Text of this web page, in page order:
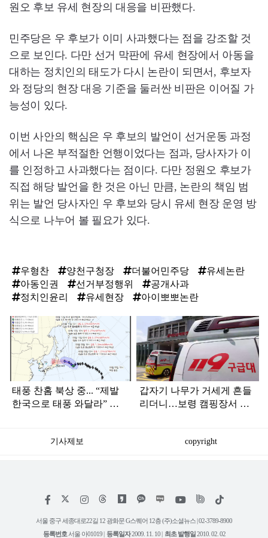
원오 후보 유세 현장의 대응을 비판했다.
민주당은 우 후보가 이미 사과했다는 점을 강조할 것
으로 보인다. 다만 선거 막판에 유세 현장에서 아동을
대하는 정치인의 태도가 다시 논란이 되면서, 후보자
와 정당의 현장 대응 기준을 둘러싼 비판은 이어질 가
능성이 있다.
이번 사안의 핵심은 우 후보의 발언이 선거운동 과정
에서 나온 부적절한 언행이었다는 점과, 당사자가 이
를 인정하고 사과했다는 점이다. 다만 정원오 후보가
직접 해당 발언을 한 것은 아닌 만큼, 논란의 책임 범
위는 발언 당사자인 우 후보와 당시 유세 현장 운영 방
식으로 나누어 볼 필요가 있다.
우형찬 양천구청장 더불어민주당
유세논란
아동인권
선거부정행위
공개사과
정치인윤리
유세현장 아이뽀뽀논란
탑
라
인
태풍 찬홈 북상 중... “제발
한국으로 태풍 와달라” 말
갑자기 나무가 거세게 흔들
리더니…보령 캠핑장서 일
기사제보 copyright
페
스
북
인
타
그
위
트
리
틱
서울 중구 세종대로22길 12 광화문 G스퀘어 12층 (주)소셜뉴스 | 02-3789-8900
등록번호 서울 아01019 | 등록일자2009. 11. 10 | 최초 발행일2010. 02. 02